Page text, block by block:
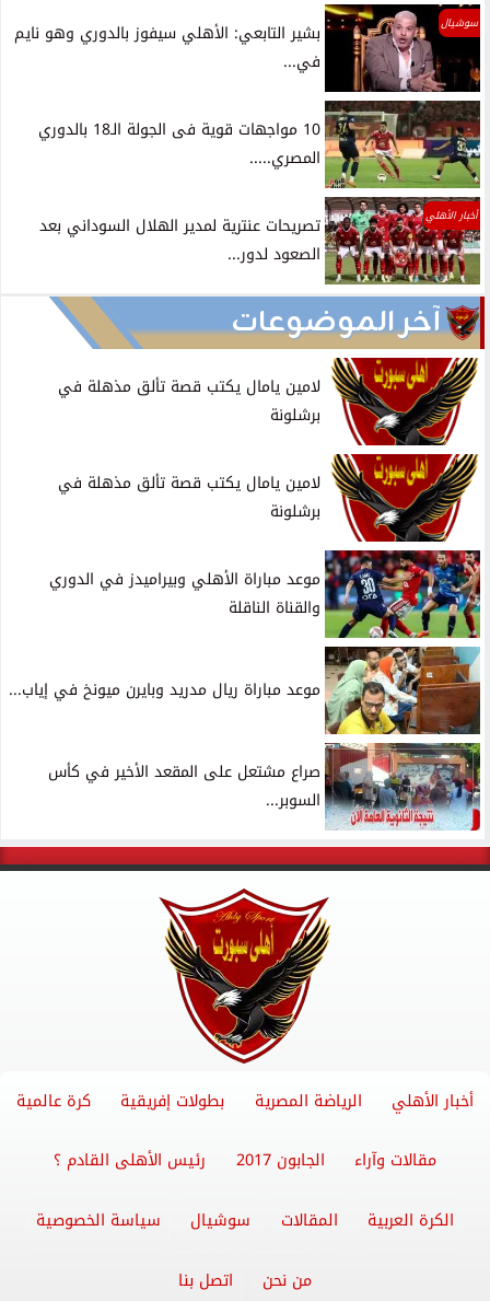
سوشيال
بشير التابعي: الأهلي سيفوز بالدوري وهو نايم
في...
10 مواجهات قوية فى الجولة الـ18 بالدوري
المصري.....
أخبار الأهلي
تصريحات عنترية لمدير الهلال السوداني بعد
الصعود لدور...
آخر الموضوعات
لامين يامال يكتب قصة تألق مذهلة في
برشلونة
لامين يامال يكتب قصة تألق مذهلة في
برشلونة
موعد مباراة الأهلي وبيراميدز في الدوري
والقناة الناقلة
موعد مباراة ريال مدريد وبايرن ميونخ في إياب...
صراع مشتعل على المقعد الأخير في كأس
السوبر...
أخبار الأهلي الرياضة المصرية بطولات إفريقية كرة عالمية
مقالات وآراء الجابون 2017 رئيس الأهلى القادم ؟
الكرة العربية المقالات سوشيال سياسة الخصوصية
من نحن اتصل بنا